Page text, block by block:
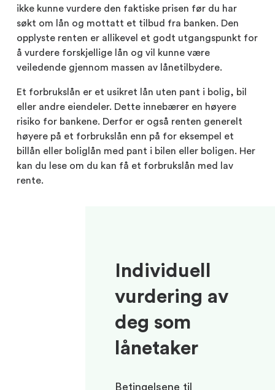
ikke kunne vurdere den faktiske prisen før du har
søkt om lån og mottatt et tilbud fra banken. Den
opplyste renten er allikevel et godt utgangspunkt for
å vurdere forskjellige lån og vil kunne være
veiledende gjennom massen av lånetilbydere.
Et forbrukslån er et usikret lån uten pant i bolig, bil
eller andre eiendeler. Dette innebærer en høyere
risiko for bankene. Derfor er også renten generelt
høyere på et forbrukslån enn på for eksempel et
billån eller boliglån med pant i bilen eller boligen. Her
kan du lese om du kan få et forbrukslån med lav
rente.
Individuell
vurdering av
deg som
lånetaker
Betingelsene til